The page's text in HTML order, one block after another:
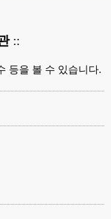
::
등을 볼 수 있습니다.